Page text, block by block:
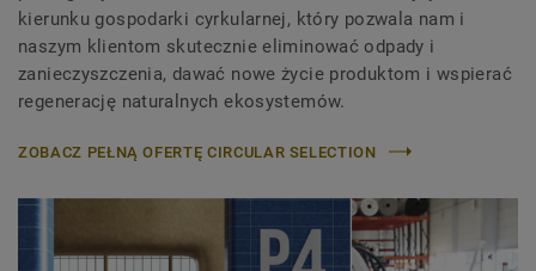
kierunku gospodarki cyrkularnej, który pozwala nam i
naszym klientom skutecznie eliminować odpady i
zanieczyszczenia, dawać nowe życie produktom i wspierać
regenerację naturalnych ekosystemów.
ZOBACZ PEŁNĄ OFERTĘ CIRCULAR SELECTION